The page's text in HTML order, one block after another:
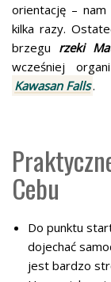
orientację –
kilka razy.
brzegu rzeki
wcześniej
Kawasan Falls.
Cebu
Do punktu
dojechać
jest bardzo